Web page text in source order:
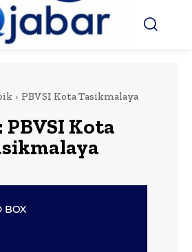
PBVSI Kota Tasikmalaya
PBVSI Kota